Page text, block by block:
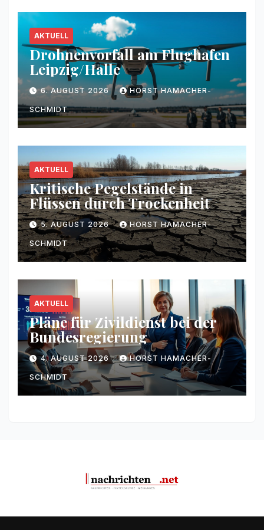
AKTUELL
Drohnenvorfall am Flughafen
Leipzig/Halle
6. AUGUST 2026 HORST HAMACHER-
SCHMIDT
AKTUELL
Kritische Pegelstände in
Flüssen durch Trockenheit
5. AUGUST 2026 HORST HAMACHER-
SCHMIDT
AKTUELL
Pläne für Zivildienst bei der
Bundesregierung
4. AUGUST 2026 HORST HAMACHER-
SCHMIDT